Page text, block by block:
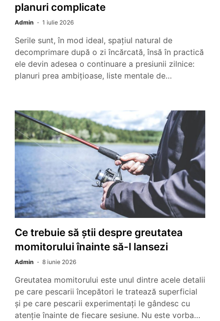
planuri complicate
Admin 1 iulie 2026
Serile sunt, în mod ideal, spațiul natural de
decomprimare după o zi încărcată, însă în practică
ele devin adesea o continuare a presiunii zilnice:
planuri prea ambițioase, liste mentale de…
Ce trebuie să știi despre greutatea
momitorului înainte să-l lansezi
Admin 8 iunie 2026
Greutatea momitorului este unul dintre acele detalii
pe care pescarii începători le tratează superficial
și pe care pescarii experimentați le gândesc cu
atenție înainte de fiecare sesiune. Nu este vorba…